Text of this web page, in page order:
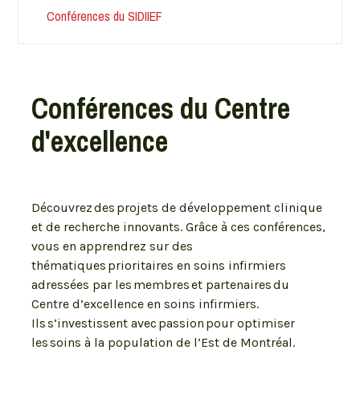
Conférences du SIDIIEF
Conférences du Centre
d'excellence
Découvrez des projets de développement clinique
et de recherche innovants. Grâce à ces conférences,
vous en apprendrez sur des
thématiques prioritaires en soins infirmiers
adressées par les membres et partenaires du
Centre d’excellence en soins infirmiers.
Ils s’investissent avec passion pour optimiser
les soins à la population de l’Est de Montréal.